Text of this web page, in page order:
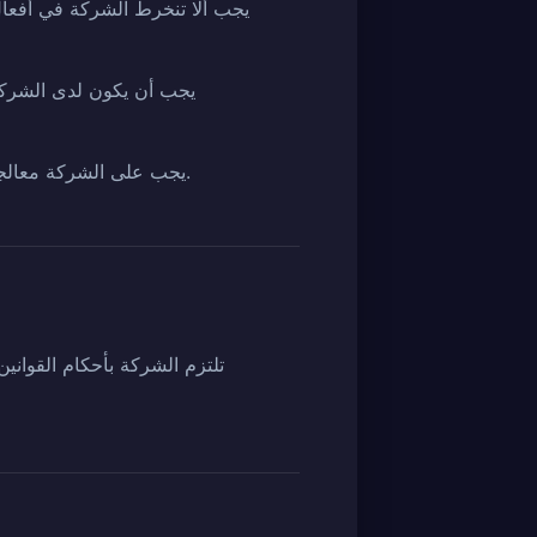
يجب ألا تنخرط الشركة في
يجب أن يكون لدى
يجب على الشركة معالجة الآراء أو الشكاوى المقدمة من المستخدمين المتعلقة باستخدام الخدمة إذا اعترفت بها كمشروعة.
تلتزم الشركة بأحكام